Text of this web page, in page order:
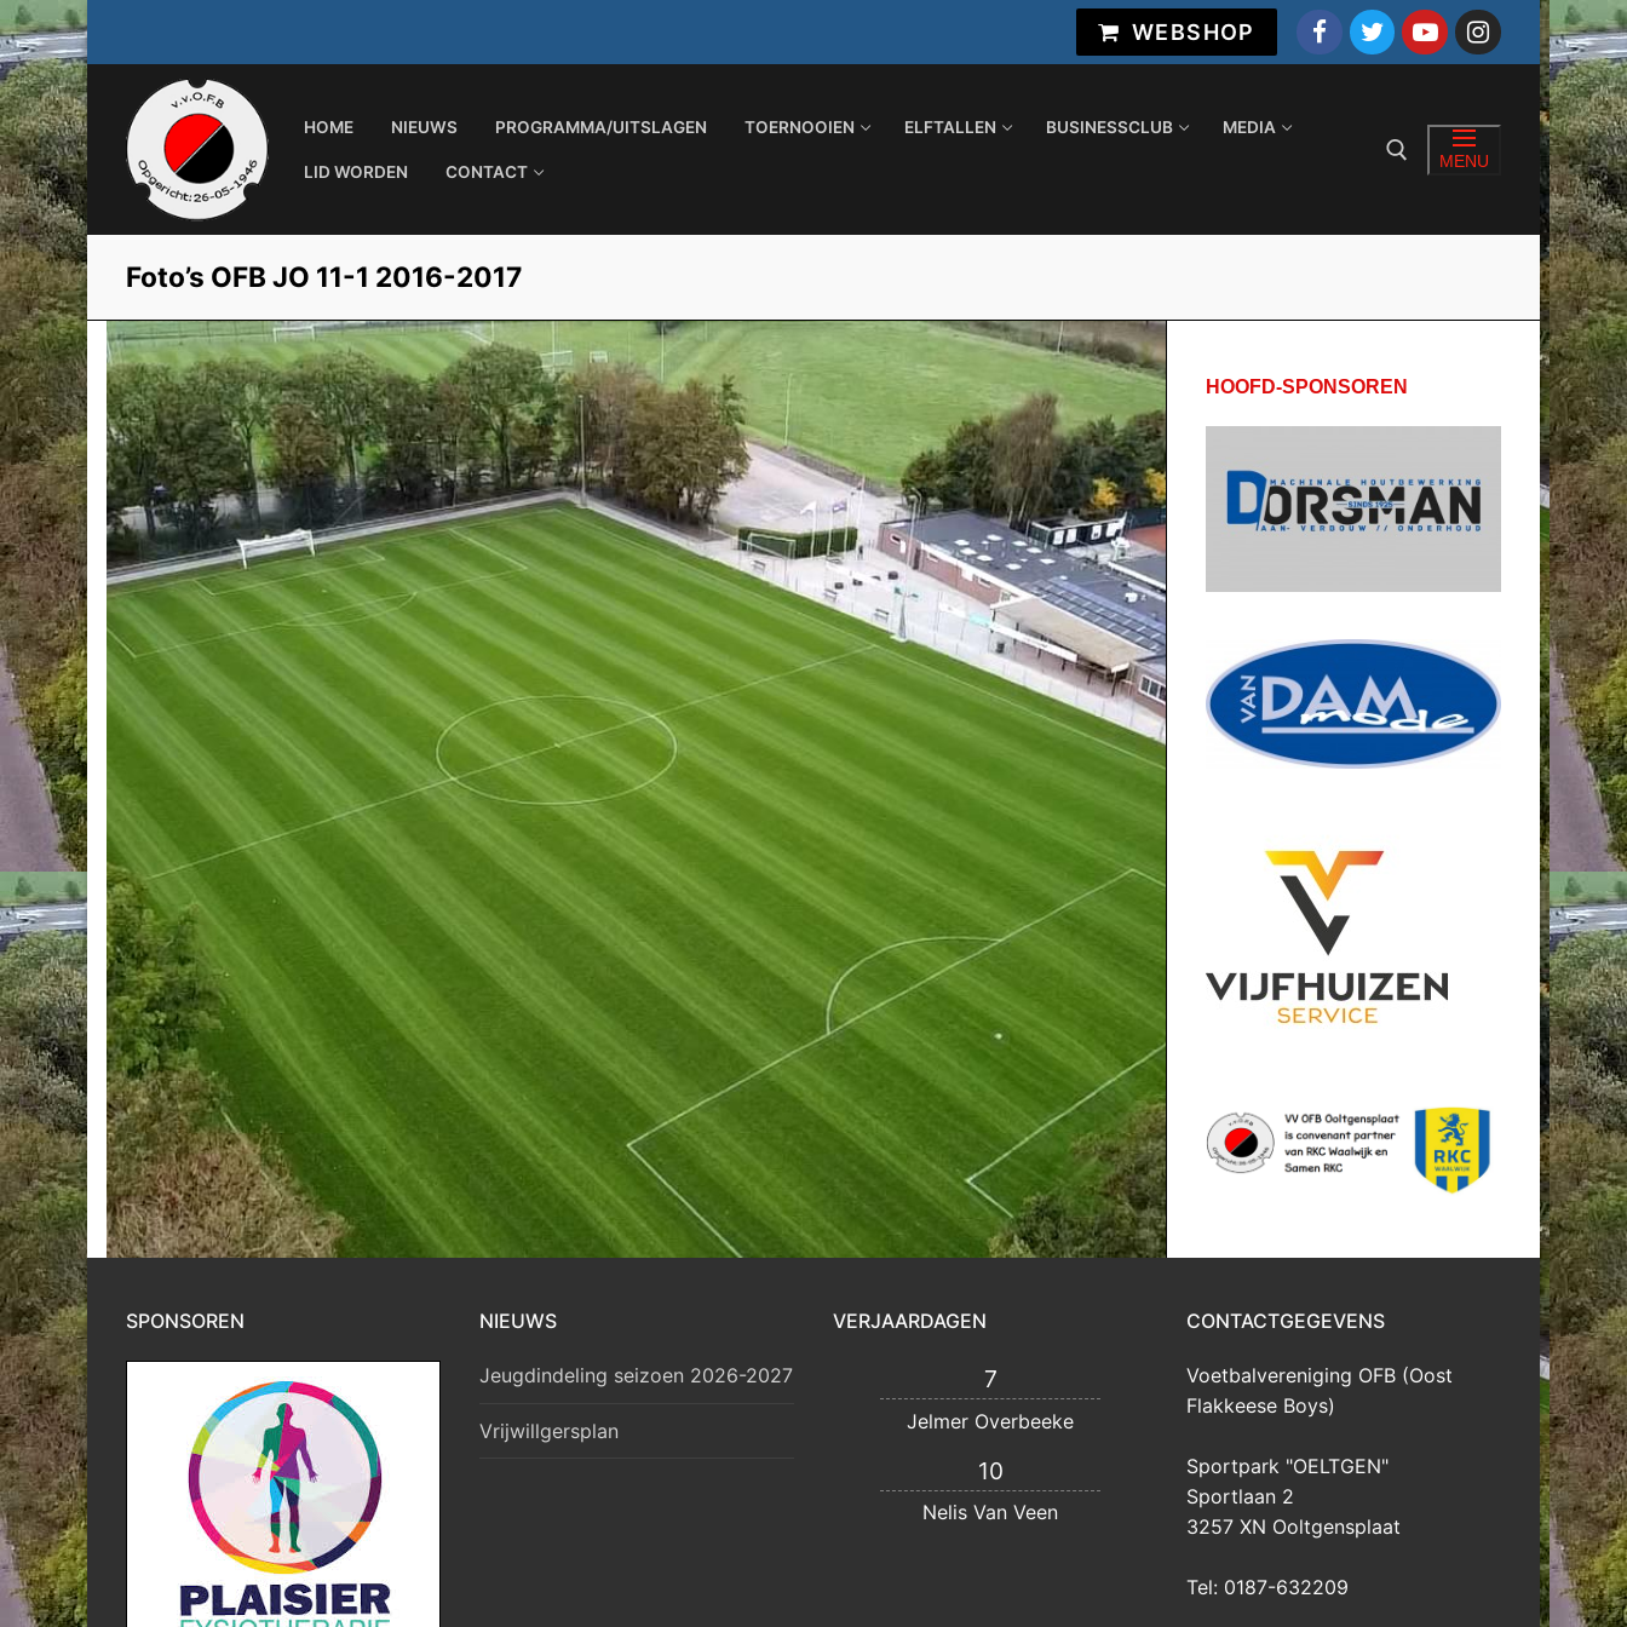
naar
de
inhoud
WEBSHOP
HOME NIEUWS PROGRAMMA/UITSLAGEN TOERNOOIEN ELFTALLEN BUSINESSCLUB MEDIA
LID WORDEN CONTACT
MENU
Foto’s OFB JO 11-1 2016-2017
HOOFD-SPONSOREN
SPONSOREN NIEUWS
Jeugdindeling seizoen 2026-2027
Vrijwillgersplan
VERJAARDAGEN
7
Jelmer Overbeeke
10
Nelis Van Veen
CONTACTGEGEVENS
Voetbalvereniging OFB (Oost
Flakkeese Boys)
Sportpark "OELTGEN"
Sportlaan 2
3257 XN Ooltgensplaat
Tel: 0187-632209